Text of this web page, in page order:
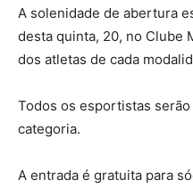
A solenidade de abertura
desta quinta, 20, no Clube
dos atletas de cada
Todos os esportistas
categoria.
A entrada é gratuita para